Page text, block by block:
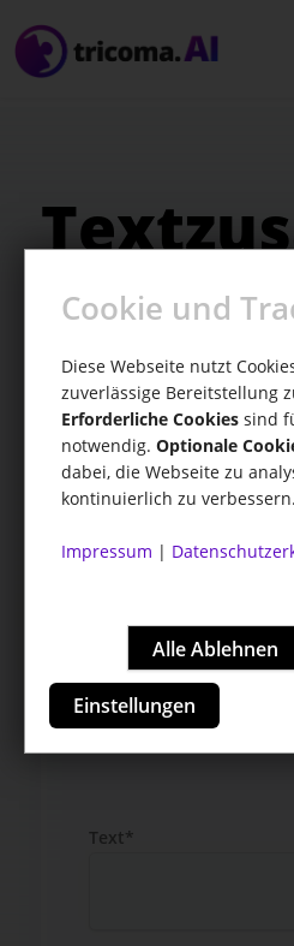
Sinnvolle
Text*
Cookie und
Diese Webseite nutzt
zuverlässige Bereitstellung
Erforderliche Cookies sind
notwendig. Optionale
dabei, die Webseite zu
kontinuierlich zu verbessern.
Impressum |
Einstellungen